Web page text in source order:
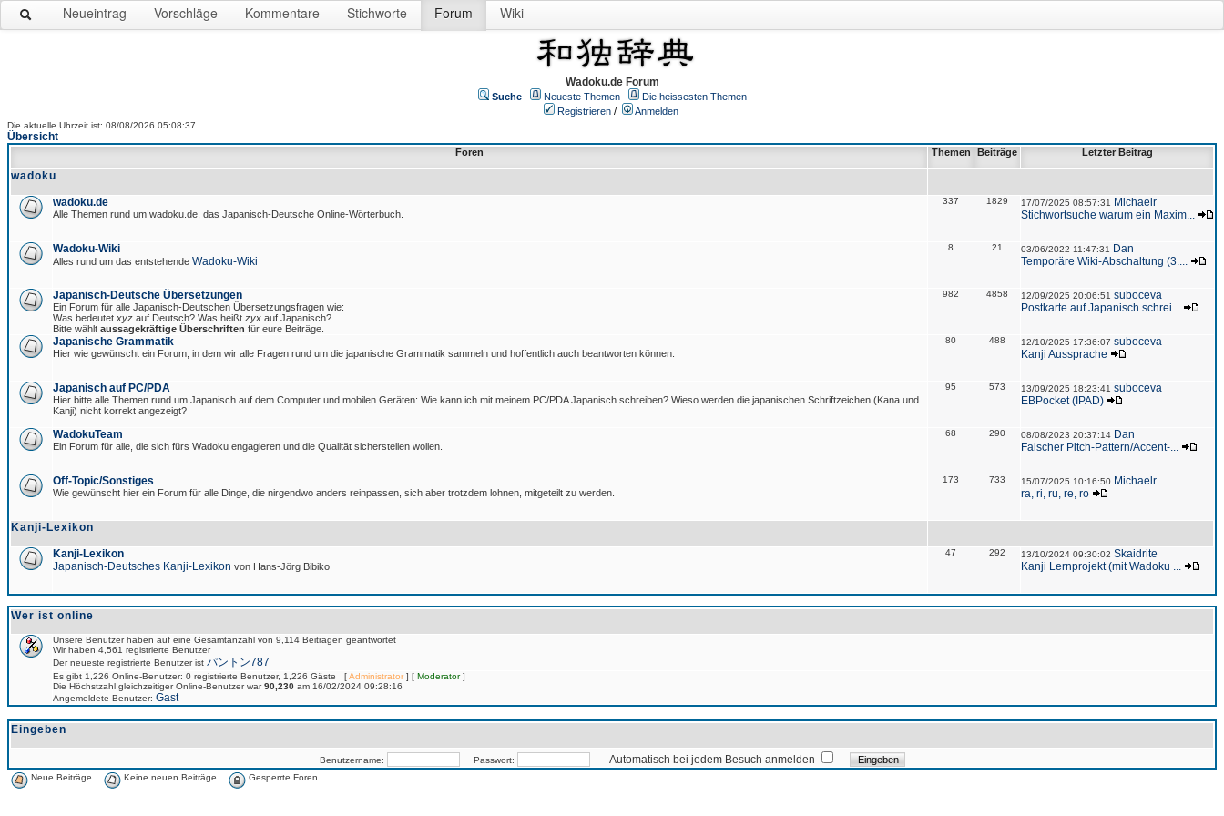
Neueintrag Vorschläge Kommentare Stichworte Forum Wiki
Wadoku.de Forum
Suche Neueste Themen
Die heissesten Themen
Registrieren / Anmelden
Die aktuelle Uhrzeit ist: 08/08/2026 05:08:37
Übersicht
Foren Themen Beiträge Letzter Beitrag
wadoku
wadoku.de
Alle Themen rund um wadoku.de, das Japanisch-Deutsche Online-Wörterbuch.
337 1829 17/07/2025 08:57:31
Michaelr
Stichwortsuche warum ein Maxim...
Wadoku-Wiki
Alles rund um das entstehende Wadoku-Wiki
8 21 03/06/2022 11:47:31
Dan
Temporäre Wiki-Abschaltung (3....
Japanisch-Deutsche Übersetzungen
Ein Forum für alle Japanisch-Deutschen Übersetzungsfragen wie:
Was bedeutet xyz auf Deutsch? Was heißt zyx auf Japanisch?
Bitte wählt aussagekräftige Überschriften für eure Beiträge.
982 4858 12/09/2025 20:06:51 suboceva
Postkarte auf Japanisch schrei...
Japanische Grammatik
Hier wie gewünscht ein Forum, in dem wir alle Fragen rund um die japanische Grammatik sammeln und hoffentlich auch beantworten können.
80 488 12/10/2025 17:36:07 suboceva
Kanji Aussprache
Japanisch auf PC/PDA
Hier bitte alle Themen rund um Japanisch auf dem Computer und mobilen Geräten: Wie kann ich mit meinem PC/PDA Japanisch schreiben? Wieso werden die japanischen Schriftzeichen (Kana und
Kanji) nicht korrekt angezeigt?
95 573 13/09/2025 18:23:41 suboceva
EBPocket (IPAD)
WadokuTeam
Ein Forum für alle, die sich fürs Wadoku engagieren und die Qualität sicherstellen wollen.
68 290 08/08/2023 20:37:14 Dan
Falscher Pitch-Pattern/Accent-...
Off-Topic/Sonstiges
Wie gewünscht hier ein Forum für alle Dinge, die nirgendwo anders reinpassen, sich aber trotzdem lohnen, mitgeteilt zu werden.
173 733 15/07/2025 10:16:50 Michaelr
ra, ri, ru, re, ro
Kanji-Lexikon
Kanji-Lexikon
Japanisch-Deutsches Kanji-Lexikon von Hans-Jörg Bibiko
47 292 13/10/2024 09:30:02 Skaidrite
Kanji Lernprojekt (mit Wadoku ...
Wer ist online
Unsere Benutzer haben auf eine Gesamtanzahl von 9,114 Beiträgen geantwortet
Wir haben 4,561 registrierte Benutzer
Der neueste registrierte Benutzer ist パントン787
Es gibt 1,226 Online-Benutzer: 0 registrierte Benutzer, 1,226 Gäste [Administrator] [ Moderator]
Die Höchstzahl gleichzeitiger Online-Benutzer war90,230 am 16/02/2024 09:28:16
Angemeldete Benutzer: Gast
Eingeben
Benutzername: Passwort: Automatisch bei jedem Besuch anmelden
Neue Beiträge Keine neuen Beiträge Gesperrte Foren